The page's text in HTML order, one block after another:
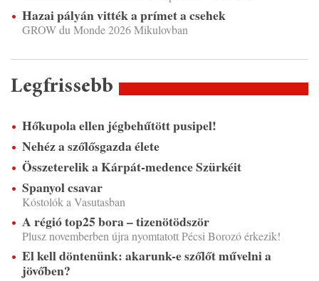
Hazai pályán vitték a prímet a csehek
GROW du Monde 2026 Mikulovban
Legfrissebb
Hőkupola ellen jégbehűtött pusipel!
Nehéz a szőlősgazda élete
Összeterelik a Kárpát-medence Szürkéit
Spanyol csavar
Kóstolók a Vasutasban
A régió top25 bora – tizenötödször
Plusz novemberben újra nyomtatott Pécsi Borozó érkezik!
El kell döntenünk: akarunk-e szőlőt művelni a
jövőben?